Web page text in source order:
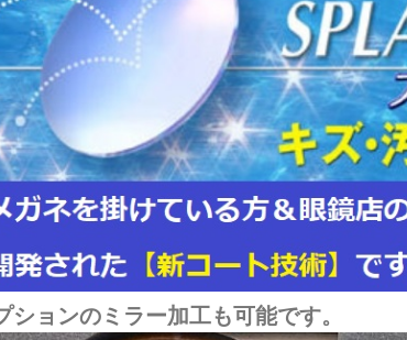
ションのミラー加工も可能です。